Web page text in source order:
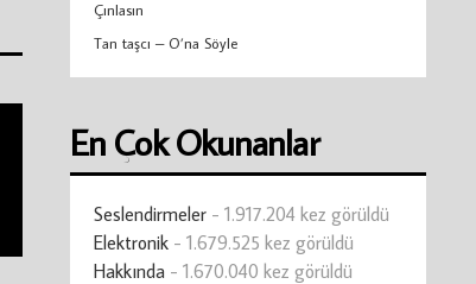
Çınlasın
Tan taşcı – O’na Söyle
En Çok Okunanlar
Seslendirmeler - 1.917.204 kez görüldü
Elektronik - 1.679.525 kez görüldü
Hakkında - 1.670.040 kez görüldü